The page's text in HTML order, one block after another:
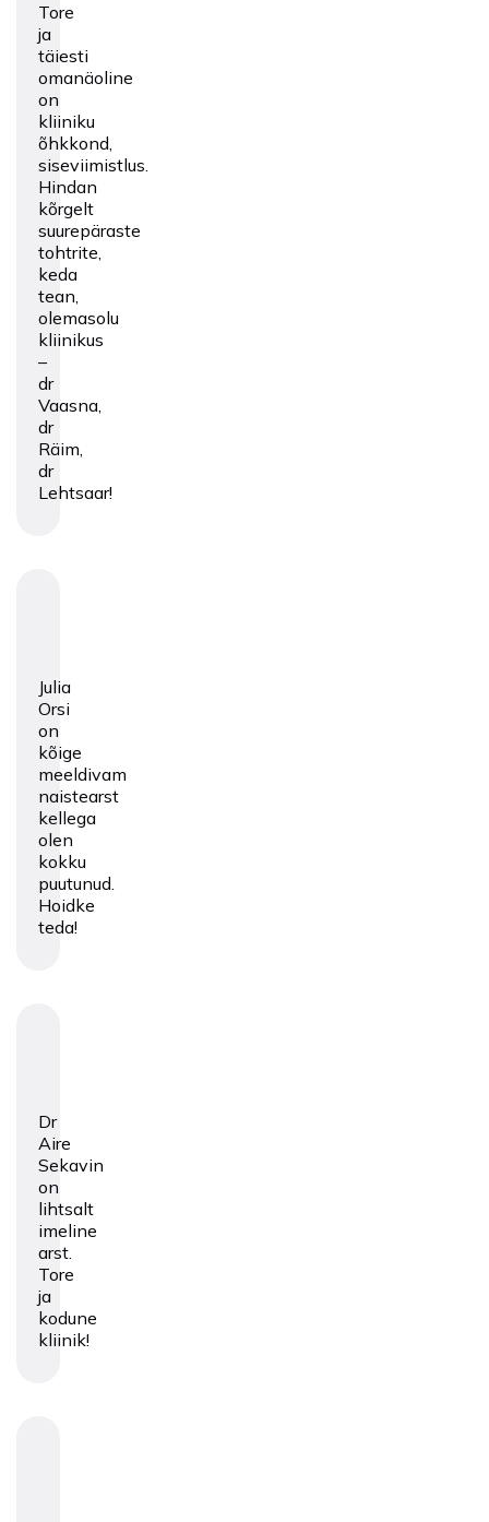
Tore
ja
täiesti
omanäoline
on
kliiniku
õhkkond,
siseviimistlus.
Hindan
kõrgelt
suurepäraste
tohtrite,
keda
tean,
olemasolu
kliinikus
–
dr
Vaasna,
dr
Räim,
dr
Lehtsaar!
Julia
Orsi
on
kõige
meeldivam
naistearst
kellega
olen
kokku
puutunud.
Hoidke
teda!
Dr
Aire
Sekavin
on
lihtsalt
imeline
arst.
Tore
ja
kodune
kliinik!